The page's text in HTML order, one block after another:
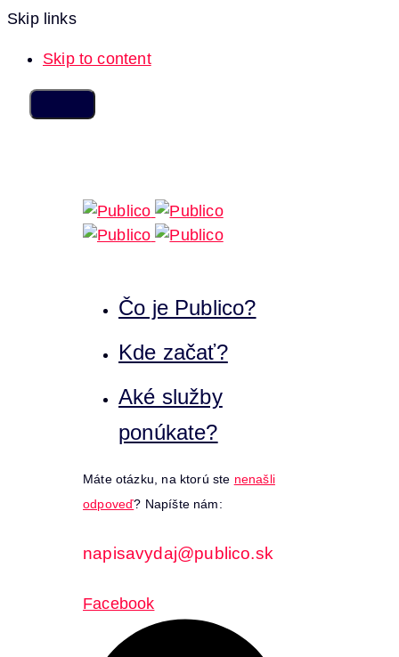
Skip links
Skip to content
Čo je Publico?
Kde začať?
Aké služby
ponúkate?
Máte otázku, na ktorú ste nenašli
odpoveď? Napíšte nám:
napisavydaj@publico.sk
Facebook